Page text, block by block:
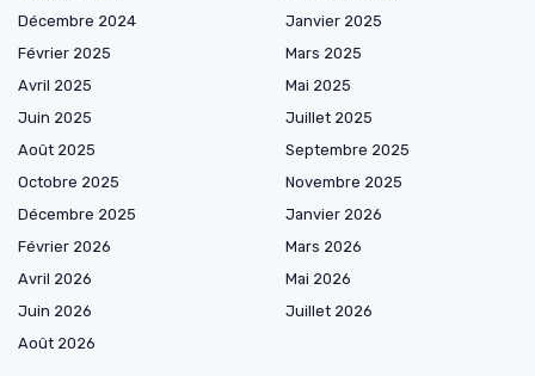
Décembre 2024
Janvier 2025
Février 2025
Mars 2025
Avril 2025
Mai 2025
Juin 2025
Juillet 2025
Août 2025
Septembre 2025
Octobre 2025
Novembre 2025
Décembre 2025
Janvier 2026
Février 2026
Mars 2026
Avril 2026
Mai 2026
Juin 2026
Juillet 2026
Août 2026